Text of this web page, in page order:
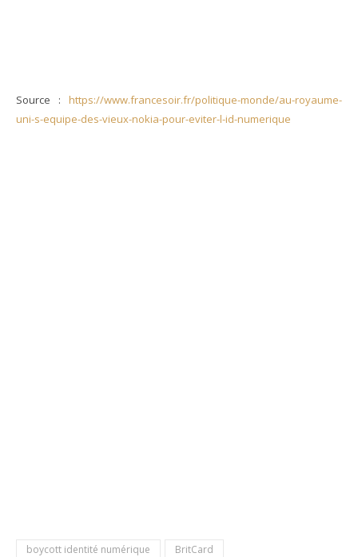
Source : https://www.francesoir.fr/politique-monde/au-royaume-
uni-s-equipe-des-vieux-nokia-pour-eviter-l-id-numerique
boycott identité numérique
BritCard